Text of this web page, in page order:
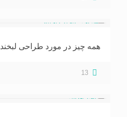
همه چیز در مورد طراحی لبخند
13